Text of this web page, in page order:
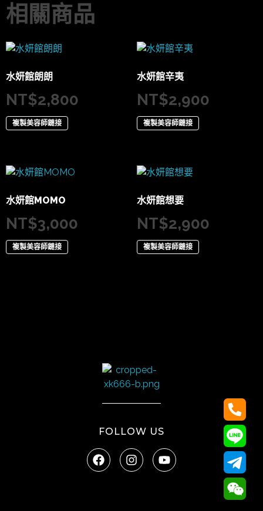
相關商品
水妍館朗朗
NT$2,800
複製美容師鏈接
水妍館辛夷
NT$2,900
複製美容師鏈接
水妍館MOMO
NT$3,000
複製美容師鏈接
水妍館想要
NT$2,900
複製美容師鏈接
FOLLOW US